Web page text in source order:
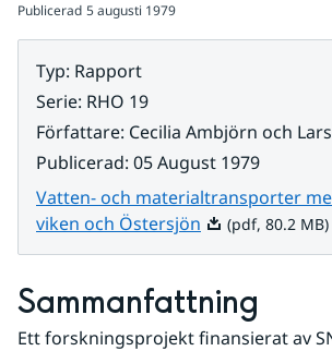
Publicerad 5 augusti 1979
Typ: Rapport
Serie: RHO 19
Författare: Cecilia Ambjörn och
Publicerad: 05 August 1979
Vatten- och materialtransporter
viken och Östersjön Pdf, 80.2 MB.
(pdf, 80.2 MB)
Sammanfattning
Ett forskningsprojekt finansierat av